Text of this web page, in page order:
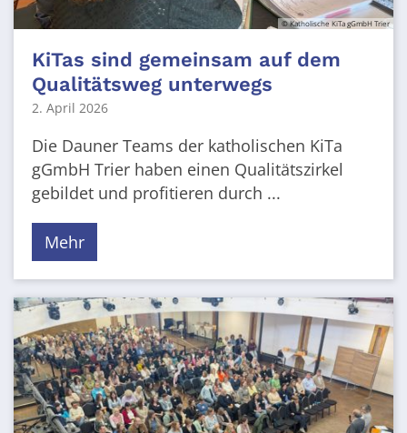
© Katholische KiTa gGmbH Trier
KiTas sind gemeinsam auf dem
Qualitätsweg unterwegs
2. April 2026
Die Dauner Teams der katholischen KiTa
gGmbH Trier haben einen Qualitätszirkel
gebildet und profitieren durch ...
Mehr